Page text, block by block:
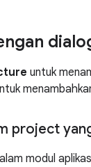
untuk
project
modul